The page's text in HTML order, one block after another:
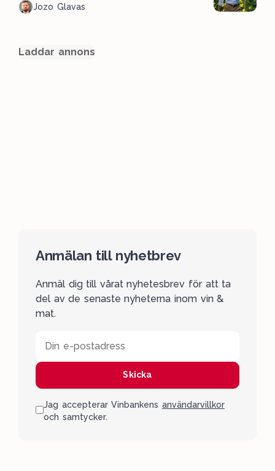
Jozo Glavas
Laddar annons
Anmälan till nyhetbrev
Anmäl dig till vårat nyhetesbrev för att ta
del av de senaste nyheterna inom vin &
mat.
Din e-postadress
Skicka
Jag accepterar Vinbankens användarvillkor
och samtycker.